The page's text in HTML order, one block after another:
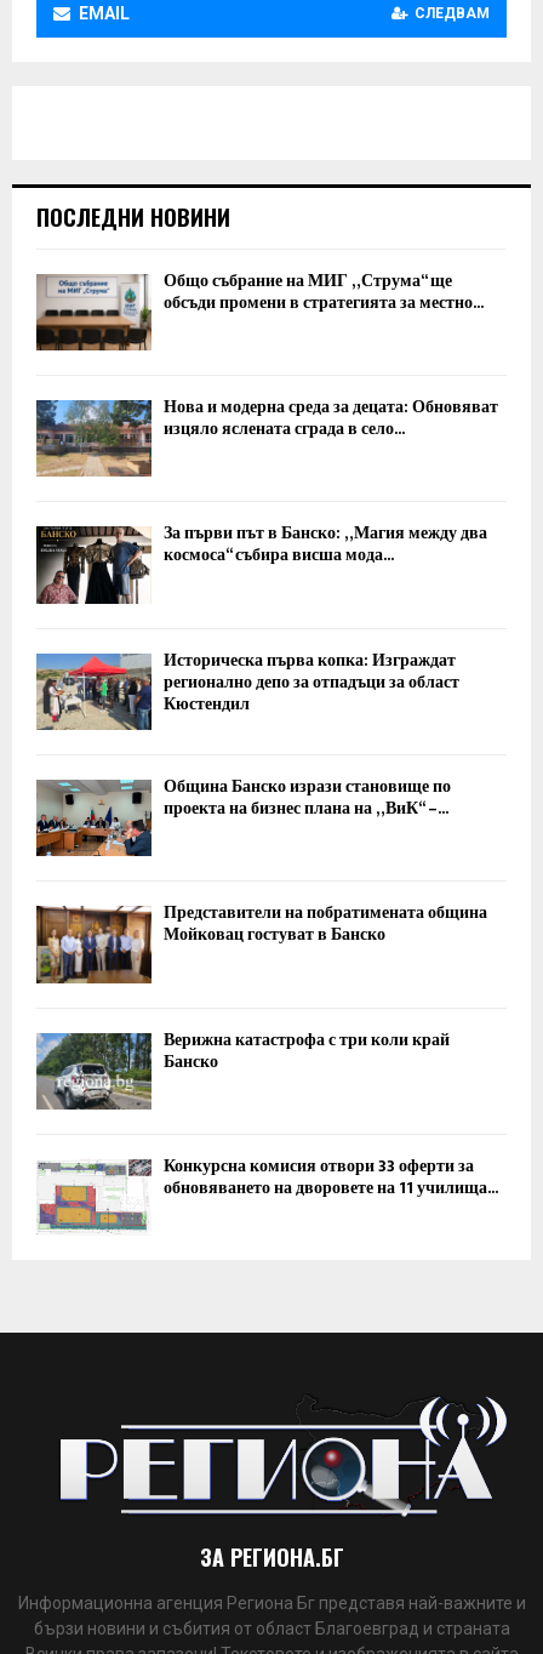
EMAIL СЛЕДВАМ
ПОСЛЕДНИ НОВИНИ
Общо събрание на МИГ „Струма“ ще
обсъди промени в стратегията за местно...
Нова и модерна среда за децата: Обновяват
изцяло яслената сграда в село...
За първи път в Банско: „Магия между два
космоса“ събира висша мода...
Историческа първа копка: Изграждат
регионално депо за отпадъци за област
Кюстендил
Община Банско изрази становище по
проекта на бизнес плана на „ВиК“ –...
Представители на побратимената община
Мойковац гостуват в Банско
Верижна катастрофа с три коли край
Банско
Конкурсна комисия отвори 33 оферти за
обновяването на дворовете на 11 училища...
ЗА РЕГИОНА.БГ
Информационна агенция Региона Бг представя най-важните и
бързи новини и събития от област Благоевград и страната